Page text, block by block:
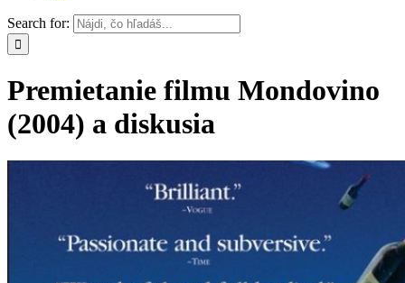
Search for:
Premietanie filmu Mondovino
(2004) a diskusia